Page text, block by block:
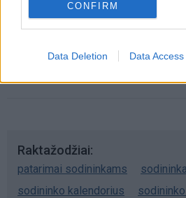
CONFIRM
Data Deletion Data Access
Išėjo uogauti
daugiau
Raktažodžiai
patarimai sodininkams
sodininko kalendorius